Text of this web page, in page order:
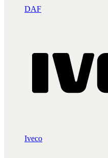
DAF
Iveco